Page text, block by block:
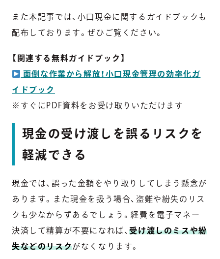
また本記事では、小口現金に関するガイドブックも
配布しております。ぜひご覧ください。
【関連する無料ガイドブック】
面倒な作業から解放！小口現金管理の効率化ガ
イドブック
※すぐにPDF資料をお受け取りいただけます
現金の受け渡しを誤るリスクを
軽減できる
現金では、誤った金額をやり取りしてしまう懸念が
あります。また現金を扱う場合、盗難や紛失のリス
クも少なからずあるでしょう。経費を電子マネー
決済して精算が不要になれば、受け渡しのミスや紛
失などのリスクがなくなります。